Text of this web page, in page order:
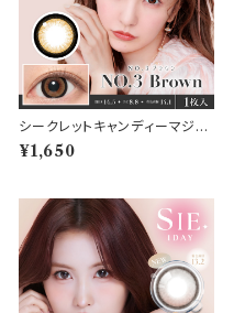
シークレットキャンディーマジッ
ク マンスリー カラコン 1ヶ月
【COLOR：NO.3ブラウン】 sec
ト】 送料無料 ワンマンス コンタ
クト キャンマジ 板野友美ナチュ
ラル ブラック ブラウン 着色 直
径 3番 フチあり きゃんまじ キャ
ンディーマジック パール
¥1,650